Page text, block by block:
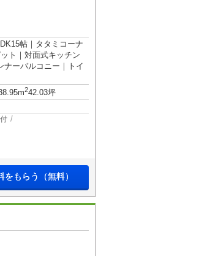
帖｜タタミコーナ
ト｜対面式キッチン
ナーバルコニー｜トイ
242.03坪
をもらう（無料）